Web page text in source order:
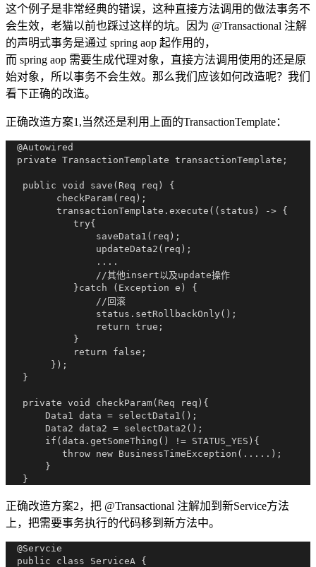
这个例子是非常经典的错误，这种直接方法调用的做法事务不
会生效，老猫以前也踩过这样的坑。因为 @Transactional 注解
的声明式事务是通过 spring aop 起作用的，
而 spring aop 需要生成代理对象，直接方法调用使用的还是原
始对象，所以事务不会生效。那么我们应该如何改造呢？我们
看下正确的改造。
正确改造方案1,当然还是利用上面的TransactionTemplate：
  @Autowired
  private TransactionTemplate transactionTemplate;
   public void save(Req req) {
         checkParam(req);
         transactionTemplate.execute((status) -> {
            try{
                saveData1(req);
                updateData2(req);
                ....
                //其他insert以及update操作
            }catch (Exception e) {
                //回滚
                status.setRollbackOnly();
                return true;
            }
            return false;
        });
   }
   private void checkParam(Req req){
       Data1 data = selectData1();
       Data2 data2 = selectData2();
       if(data.getSomeThing() != STATUS_YES){
          throw new BusinessTimeException(.....);
       }
正确改造方案2，把 @Transactional 注解加到新Service方法
上，把需要事务执行的代码移到新方法中。
  @Servcie
  public class ServiceA {